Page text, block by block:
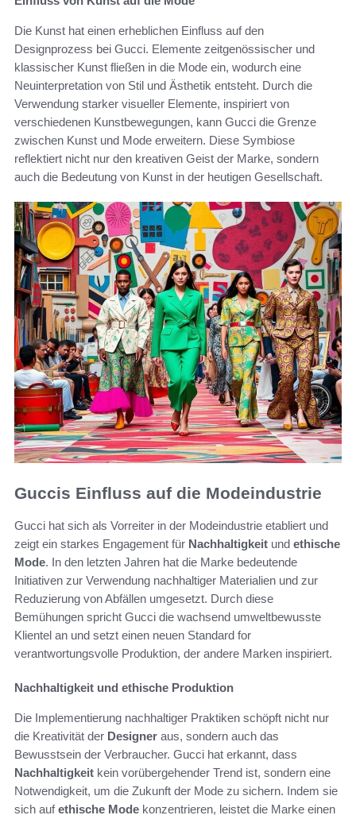
Die Kunst hat einen erheblichen Einfluss auf den
Designprozess bei Gucci. Elemente zeitgenössischer und
klassischer Kunst fließen in die Mode ein, wodurch eine
Neuinterpretation von Stil und Ästhetik entsteht. Durch die
Verwendung starker visueller Elemente, inspiriert von
verschiedenen Kunstbewegungen, kann Gucci die Grenze
zwischen Kunst und Mode erweitern. Diese Symbiose
reflektiert nicht nur den kreativen Geist der Marke, sondern
auch die Bedeutung von Kunst in der heutigen Gesellschaft.
Guccis Einfluss auf die Modeindustrie
Gucci hat sich als Vorreiter in der Modeindustrie etabliert und
zeigt ein starkes Engagement für Nachhaltigkeit und ethische
Mode. In den letzten Jahren hat die Marke bedeutende
Initiativen zur Verwendung nachhaltiger Materialien und zur
Reduzierung von Abfällen umgesetzt. Durch diese
Bemühungen spricht Gucci die wachsend umweltbewusste
Klientel an und setzt einen neuen Standard for
verantwortungsvolle Produktion, der andere Marken inspiriert.
Nachhaltigkeit und ethische Produktion
Die Implementierung nachhaltiger Praktiken schöpft nicht nur
die Kreativität der Designer aus, sondern auch das
Bewusstsein der Verbraucher. Gucci hat erkannt, dass
Nachhaltigkeit kein vorübergehender Trend ist, sondern eine
Notwendigkeit, um die Zukunft der Mode zu sichern. Indem sie
sich aufethische Mode konzentrieren, leistet die Marke einen